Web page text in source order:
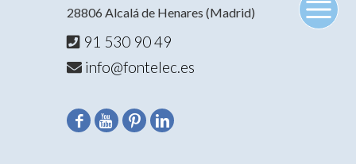
28806 Alcalá de Henares (Madrid)
91 530 90 49
info@fontelec.es